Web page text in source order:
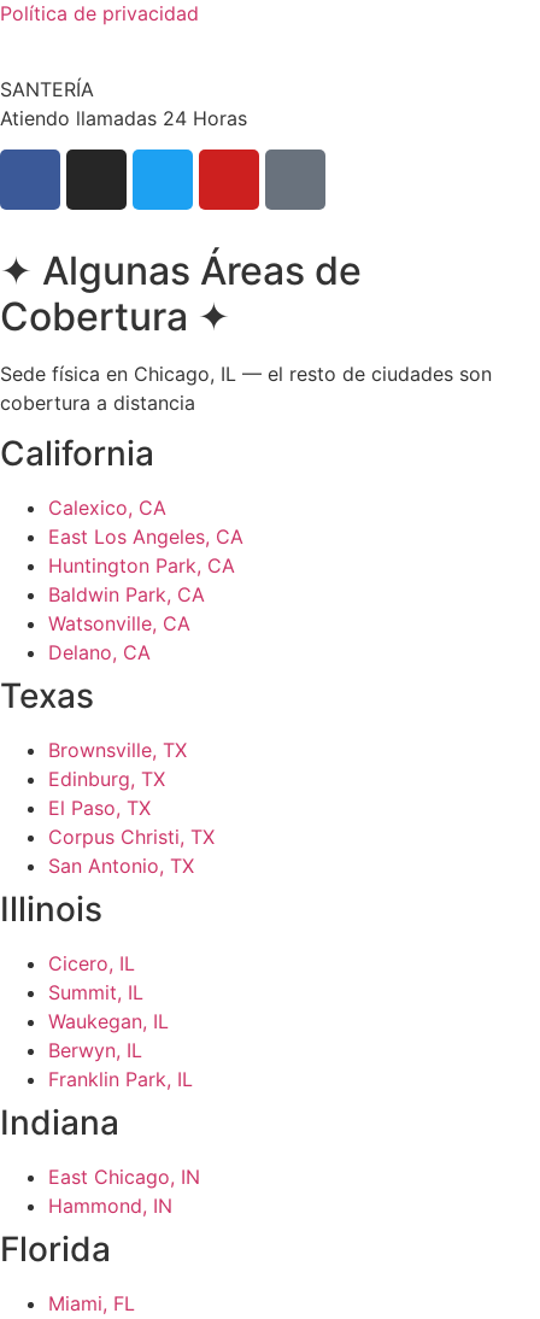
Política de privacidad
SANTERÍA
Atiendo llamadas 24 Horas
✦ Algunas Áreas de
Cobertura ✦
Sede física en Chicago, IL — el resto de ciudades son
cobertura a distancia
California
Calexico, CA
East Los Angeles, CA
Huntington Park, CA
Baldwin Park, CA
Watsonville, CA
Delano, CA
Texas
Brownsville, TX
Edinburg, TX
El Paso, TX
Corpus Christi, TX
San Antonio, TX
Illinois
Cicero, IL
Summit, IL
Waukegan, IL
Berwyn, IL
Franklin Park, IL
Indiana
East Chicago, IN
Hammond, IN
Florida
Miami, FL